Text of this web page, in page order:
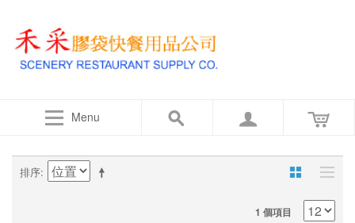
Menu
排序
1 個項目